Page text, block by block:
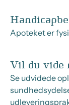
Apoteket er
Vil du vide
Se udvidede